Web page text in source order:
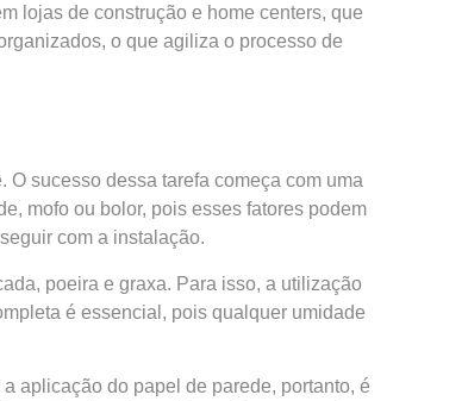
lojas de construção e home centers, que
o que agiliza o processo de
sucesso dessa tarefa começa com uma
mofo ou bolor, pois esses fatores podem
com a instalação.
poeira e graxa. Para isso, a utilização
é essencial, pois qualquer umidade
aplicação do papel de parede, portanto, é